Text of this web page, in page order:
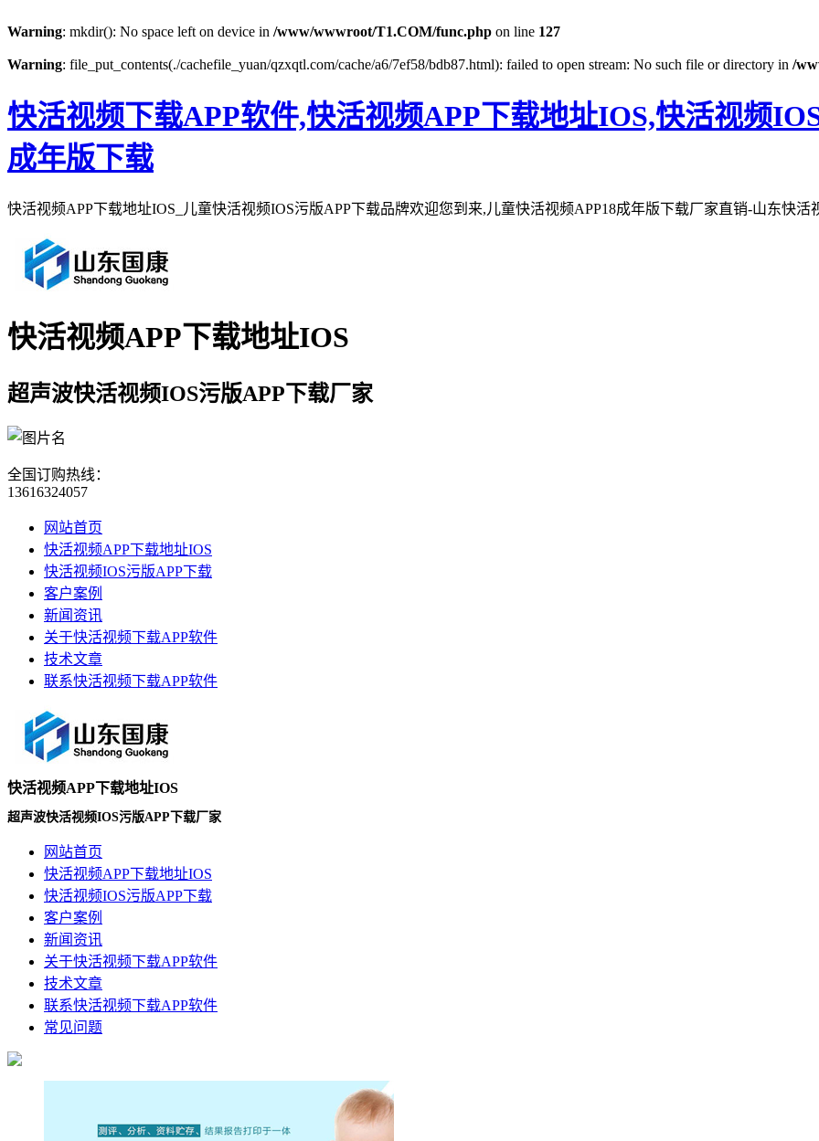
Warning: mkdir(): No space left on device in /www/wwwroot/T1.COM/func.php on line 127
Warning: file_put_contents(./cachefile_yuan/qzxqtl.com/cache/a6/7ef58/bdb87.html): failed to open stream: No such file or directory in /
快活视频下载APP软件,快活视频APP下载地址IOS,快活视频
成年版下载
快活视频APP下载地址IOS_儿童快活视频IOS污版APP下载品牌欢迎您到来,儿童快活视频APP18成年版下载厂家直销-山东快活
快活视频APP下载地址IOS
超声波快活视频IOS污版APP下载厂家
全国订购热线：
13616324057
网站首页
快活视频APP下载地址IOS
快活视频IOS污版APP下载
客户案例
新闻资讯
关于快活视频下载APP软件
技术文章
联系快活视频下载APP软件
快活视频APP下载地址IOS
超声波快活视频IOS污版APP下载厂家
网站首页
快活视频APP下载地址IOS
快活视频IOS污版APP下载
客户案例
新闻资讯
关于快活视频下载APP软件
技术文章
联系快活视频下载APP软件
常见问题